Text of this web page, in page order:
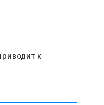
к